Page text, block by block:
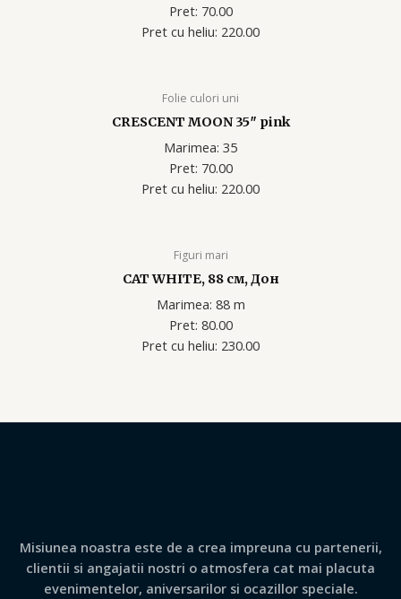
Pret: 70.00
Pret cu heliu: 220.00
Folie culori uni
CRESCENT MOON 35″ pink
Marimea: 35
Pret: 70.00
Pret cu heliu: 220.00
Figuri mari
CAT WHITE, 88 см, Дон
Marimea: 88 m
Pret: 80.00
Pret cu heliu: 230.00
Misiunea noastra este de a crea impreuna cu partenerii,
clientii si angajatii nostri o atmosfera cat mai placuta
evenimentelor, aniversarilor si ocazillor speciale.